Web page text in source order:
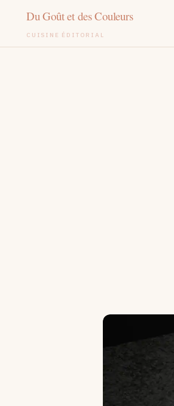
CUISINE ÉDITORIAL